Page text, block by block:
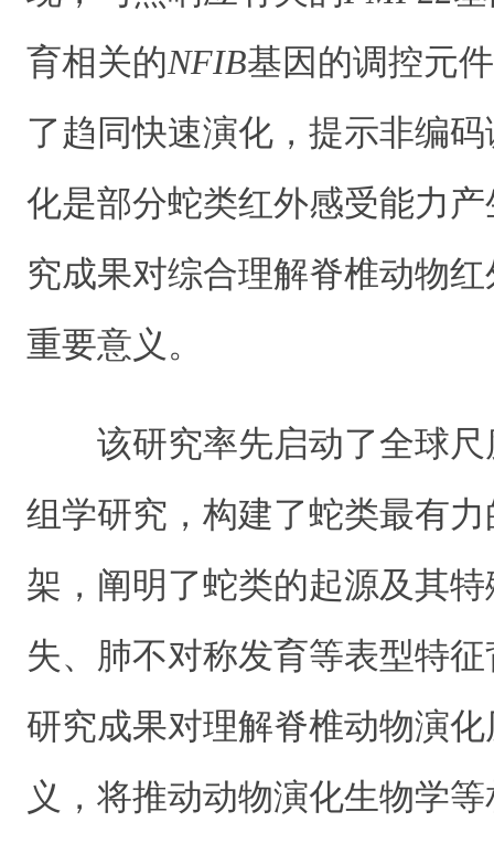
育相关的NFIB基因的调控元
了趋同快速演化，提示非编
化是部分蛇类红外感受能力
究成果对综合理解脊椎动物
重要意义。
该研究率先启动了全球
组学研究，构建了蛇类最有
架，阐明了蛇类的起源及其
失、肺不对称发育等表型特
研究成果对理解脊椎动物演
义，将推动动物演化生物学